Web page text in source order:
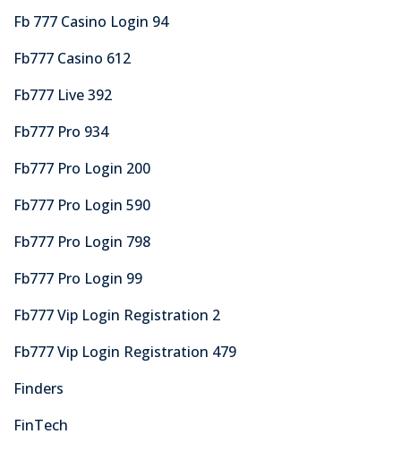
Fb 777 Casino Login 94
Fb777 Casino 612
Fb777 Live 392
Fb777 Pro 934
Fb777 Pro Login 200
Fb777 Pro Login 590
Fb777 Pro Login 798
Fb777 Pro Login 99
Fb777 Vip Login Registration 2
Fb777 Vip Login Registration 479
Finders
FinTech